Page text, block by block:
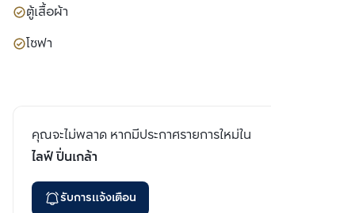
ตู้เสื้อผ้า
โซฟา
คุณจะไม่พลาด หากมีประกาศรายการใหม่ใน
ไลฟ์ ปิ่นเกล้า
รับการแจ้งเตือน